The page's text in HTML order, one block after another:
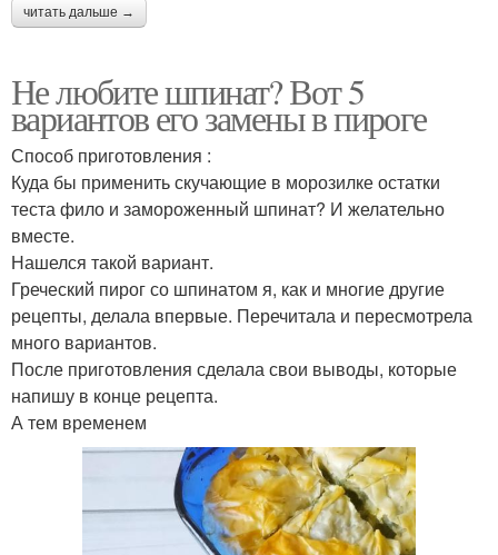
читать дальше →
Не любите шпинат? Вот 5
вариантов его замены в пироге
Способ приготовления :
Куда бы применить скучающие в морозилке остатки
теста фило и замороженный шпинат? И желательно
вместе.
Нашелся такой вариант.
Греческий пирог со шпинатом я, как и многие другие
рецепты, делала впервые. Перечитала и пересмотрела
много вариантов.
После приготовления сделала свои выводы, которые
напишу в конце рецепта.
А тем временем